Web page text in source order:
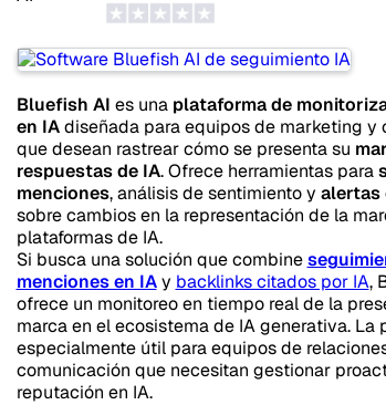
Bluefish AI es una plataforma de
en IAdiseñada para equipos de marketing y
que desean rastrear cómo se presenta su
respuestas de IA. Ofrece herramientas para
menciones, análisis de sentimiento y alertas
sobre cambios en la representación de la
plataformas de IA.
Si busca una solución que combine
menciones en IAy backlinks citados por IA,
ofrece un monitoreo en tiempo real de la
marca en el ecosistema de IA generativa. La
especialmente útil para equipos de
comunicación que necesitan gestionar
reputación en IA.